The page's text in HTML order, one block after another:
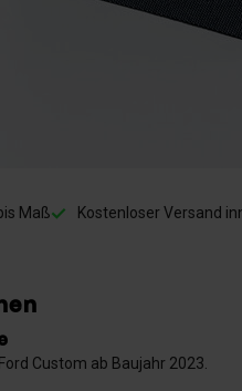
Maß Kostenloser Versand
Custom ab Baujahr 2023.